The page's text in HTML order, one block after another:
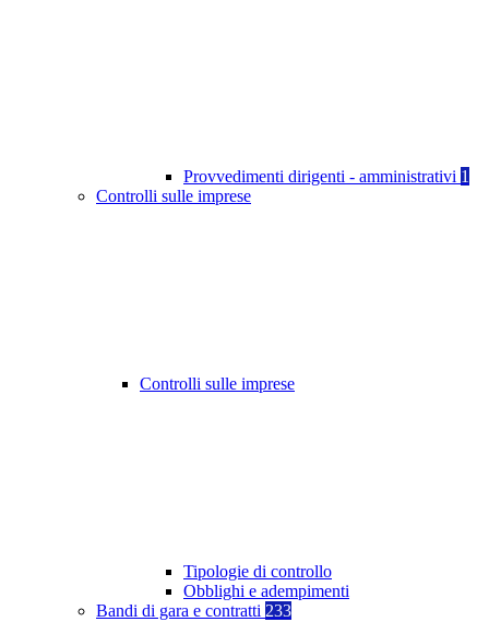
Provvedimenti dirigenti - amministrativi 1
Controlli sulle imprese
Controlli sulle imprese
Tipologie di controllo
Obblighi e adempimenti
Bandi di gara e contratti 233